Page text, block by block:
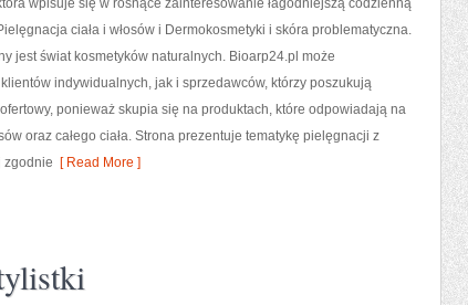
wpisuje się w rosnące zainteresowanie łagodniejszą codzienną
ciała i włosów i Dermokosmetyki i skóra problematyczna.
jest świat kosmetyków naturalnych. Bioarp24.pl może
indywidualnych, jak i sprzedawców, którzy poszukują
ponieważ skupia się na produktach, które odpowiadają na
oraz całego ciała. Strona prezentuje tematykę pielęgnacji z
zgodnie [ Read More ]